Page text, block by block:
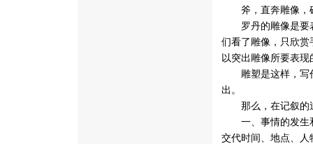
斧，直奔雕像，砍
罗丹的雕像是要表
们看了雕像，只欣
以突出雕像所要表现
雕塑是这样，写作
出。
那么，在记叙的
一、事情的发生和
交代时间、地点、